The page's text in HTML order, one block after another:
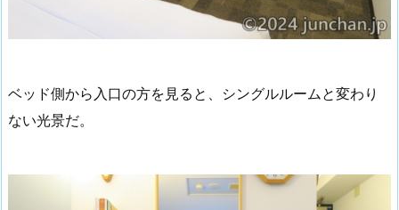
ベッド側から入口の方を見ると、シングルルームと変わり
ない光景だ。